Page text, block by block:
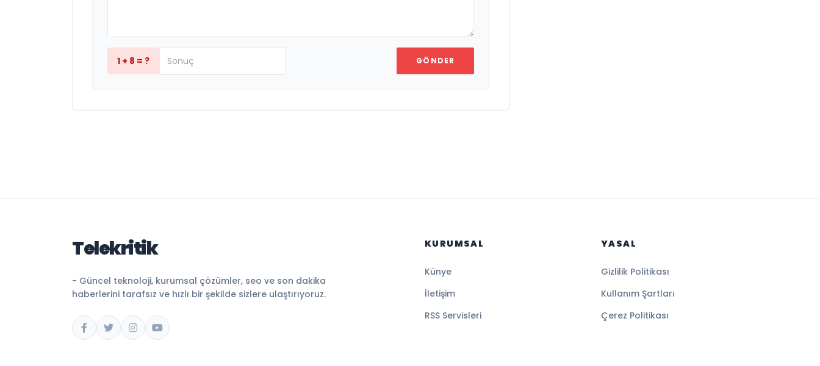
1 + 8 = ? GÖNDER
Telekritik
- Güncel teknoloji, kurumsal çözümler, seo ve son dakika
haberlerini tarafsız ve hızlı bir şekilde sizlere ulaştırıyoruz.
KURUMSAL
Künye
İletişim
RSS Servisleri
YASAL
Gizlilik Politikası
Kullanım Şartları
Çerez Politikası